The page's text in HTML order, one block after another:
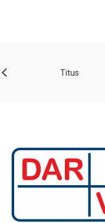
Titus